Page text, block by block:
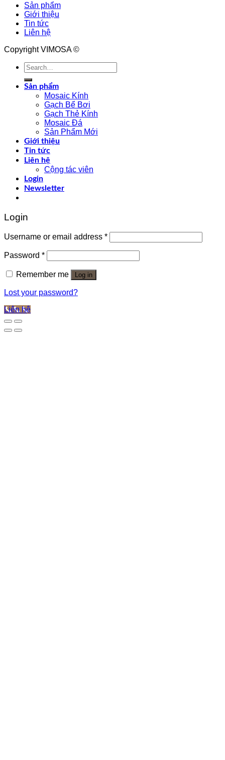
Sản phẩm
Giới thiệu
Tin tức
Liên hệ
Copyright VIMOSA ©
Search
for:
Sản phẩm
Mosaic Kính
Gạch Bể Bơi
Gạch Thẻ Kính
Mosaic Đá
Sản Phẩm Mới
Giới thiệu
Tin tức
Liên hệ
Cộng tác viên
Login
Newsletter
Login
Username or email address *
Password *
Remember me Log in
Lost your password?
Liên hệ